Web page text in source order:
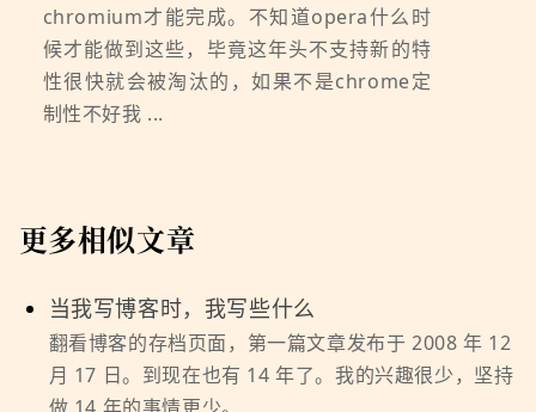
chromium才能完成。不知道opera什么时
候才能做到这些，毕竟这年头不支持新的特
性很快就会被淘汰的，如果不是chrome定
制性不好我 ...
更多相似文章
当我写博客时，我写些什么
翻看博客的存档页面，第一篇文章发布于 2008 年 12
月 17 日。到现在也有 14 年了。我的兴趣很少，坚持